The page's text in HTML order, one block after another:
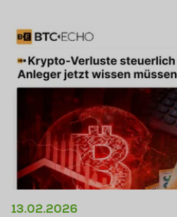
13.02.2026